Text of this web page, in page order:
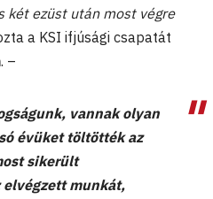
két ezüst után most végre
a KSI ifjúsági csapatát
. –
vannak olyan
évüket töltötték az
sikerült
elvégzett munkát,